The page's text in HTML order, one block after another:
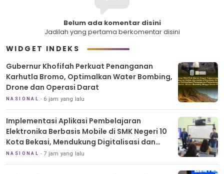
Belum ada komentar disini
Jadilah yang pertama berkomentar disini
WIDGET INDEKS
Gubernur Khofifah Perkuat Penanganan
Karhutla Bromo, Optimalkan Water Bombing,
Drone dan Operasi Darat
NASIONAL 6 jam yang lalu
Implementasi Aplikasi Pembelajaran
Elektronika Berbasis Mobile di SMK Negeri 10
Kota Bekasi, Mendukung Digitalisasi dan
Inovasi Pembelajaran
NASIONAL 7 jam yang lalu